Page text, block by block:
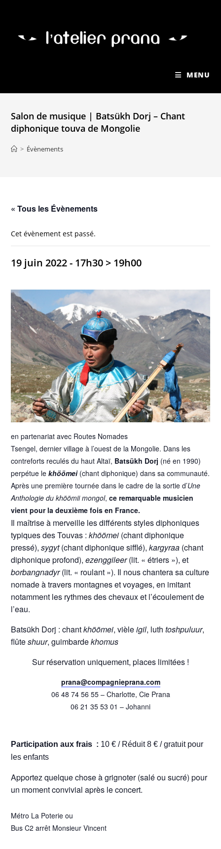
MENU
Salon de musique | Batsükh Dorj – Chant
diphonique touva de Mongolie
> Évènements
« Tous les Évènements
Cet évènement est passé.
19 juin 2022 - 17h30 > 19h00
en partenariat avec Routes Nomades
Tsengel, dernier village à l’ouest de la Mongolie. Dans les
contreforts reculés du haut Altaï, Batsükh Dorj (né en 1990)
perpétue lekhöömei(chant diphonique) dans sa communauté.
Après une première tournée dans le cadre de la sortie d’Une
Anthologie du khöömii mongol,ce remarquable musicien
vient pour la deuxième fois en France.
Il maîtrise à merveille les différents styles diphoniques
typiques des Touvas :khöömei (chant diphonique
pressé),sygyt(chant diphonique sifflé),kargyraa (chant
diphonique profond),ezenggileer(lit. « étriers »), et
borbangnadyr(lit. « roulant »). Il nous chantera sa culture
nomade à travers montagnes et voyages, en imitant
notamment les rythmes des chevaux et l’écoulement de
l’eau.
Batsükh Dorj : chantkhöömei, vièleigil, luthtoshpuluur,
flûteshuur, guimbardekhomus
Sur réservation uniquement, places limitées !
prana@compagnieprana.com
06 48 74 56 55‬ – Charlotte, Cie Prana
06 21 35 53 01‬ – Johanni
Participation aux frais : 10 € / Réduit 8 € / gratuit pour
les enfants
Apportez quelque chose à grignoter (salé ou sucré) pour
un moment convivial après le concert.
Métro La Poterie ou
Bus C2 arrêt Monsieur Vincent